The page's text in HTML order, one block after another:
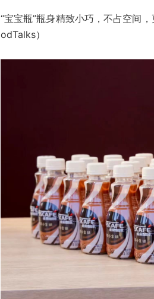
“宝宝瓶”瓶身精致小巧，不占空间
odTalks）